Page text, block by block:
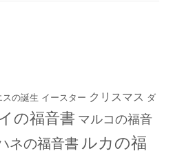
スの誕生 イースター クリスマス ダ
の福音書 マルコの福音
ネの福音書 ルカの福